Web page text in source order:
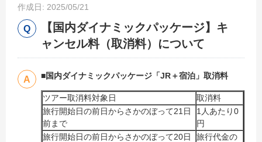
作成日: 2025/05/21
【国内ダイナミックパッケージ】キ
ャンセル料（取消料）について
■国内ダイナミックパッケージ「JR＋宿泊」取消料
ツアー取消料対象日
取消料
旅行開始日の前日からさかのぼって21日
前まで
1人あたり0
円
旅行開始日の前日からさかのぼって20日
旅行代金の